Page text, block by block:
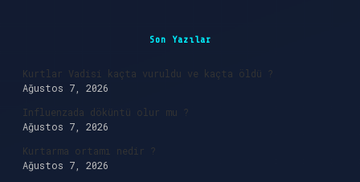
Son Yazılar
Kurtlar Vadisi kaçta vuruldu ve kaçta öldü ?
Ağustos 7, 2026
Influenzada döküntü olur mu ?
Ağustos 7, 2026
Kurtarma ortamı nedir ?
Ağustos 7, 2026